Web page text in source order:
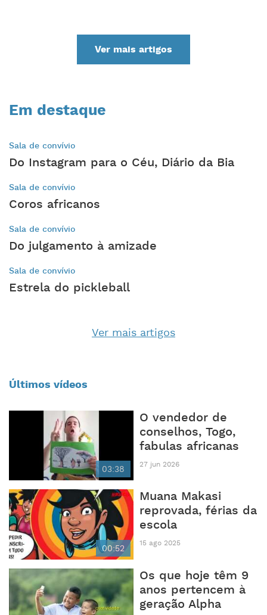
Em destaque
Sala de convívio
Do Instagram para o Céu, Diário da Bia
Sala de convívio
Coros africanos
Sala de convívio
Do julgamento à amizade
Sala de convívio
Estrela do pickleball
Ver mais artigos
Últimos vídeos
03:38
O vendedor de
conselhos, Togo,
fabulas africanas
27 jun 2026
00:52
Muana Makasi
reprovada, férias da
escola
15 ago 2025
Os que hoje têm 9
anos pertencem à
geração Alpha
Ver mais artigos